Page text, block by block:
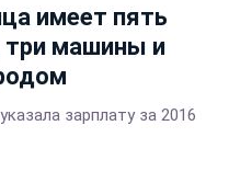
имеет пять
три машины и
зарплату за 2016